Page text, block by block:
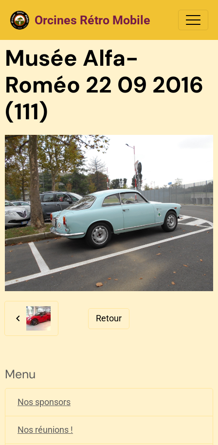
Orcines Rétro Mobile
Musée Alfa-
Roméo 22 09 2016
(111)
Retour
Menu
Nos sponsors
Nos réunions !